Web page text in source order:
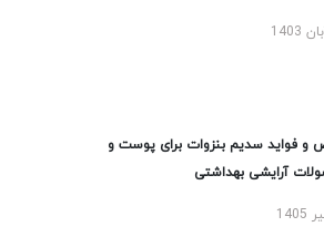
فواید سدیم بنزوات برای پوست و
آرایشی بهداشتی